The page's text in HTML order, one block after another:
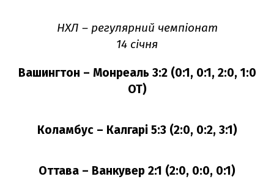
НХЛ – регулярний чемпіонат
14 січня
Вашингтон – Монреаль 3:2 (0:1, 0:1, 2:0, 1:0
ОТ)
Коламбус – Калгарі 5:3 (2:0, 0:2, 3:1)
Оттава – Ванкувер 2:1 (2:0, 0:0, 0:1)